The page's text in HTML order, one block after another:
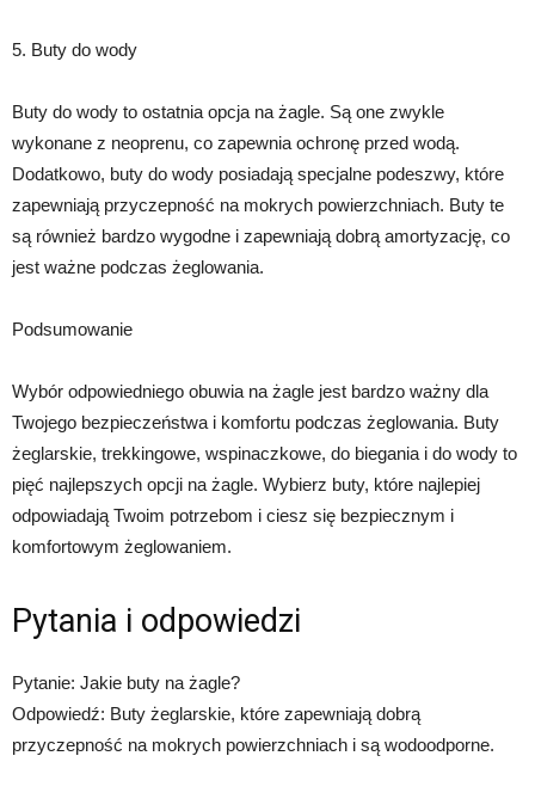
5. Buty do wody
Buty do wody to ostatnia opcja na żagle. Są one zwykle
wykonane z neoprenu, co zapewnia ochronę przed wodą.
Dodatkowo, buty do wody posiadają specjalne podeszwy, które
zapewniają przyczepność na mokrych powierzchniach. Buty te
są również bardzo wygodne i zapewniają dobrą amortyzację, co
jest ważne podczas żeglowania.
Podsumowanie
Wybór odpowiedniego obuwia na żagle jest bardzo ważny dla
Twojego bezpieczeństwa i komfortu podczas żeglowania. Buty
żeglarskie, trekkingowe, wspinaczkowe, do biegania i do wody to
pięć najlepszych opcji na żagle. Wybierz buty, które najlepiej
odpowiadają Twoim potrzebom i ciesz się bezpiecznym i
komfortowym żeglowaniem.
Pytania i odpowiedzi
Pytanie: Jakie buty na żagle?
Odpowiedź: Buty żeglarskie, które zapewniają dobrą
przyczepność na mokrych powierzchniach i są wodoodporne.